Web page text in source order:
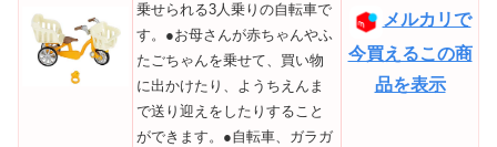
メルカリで
今買えるこの商
品を表示
乗せられる3人乗りの自転車で
す。●お母さんが赤ちゃんやふ
たごちゃんを乗せて、買い物
に出かけたり、ようちえんま
で送り迎えをしたりすること
ができます。●自転車、ガラガ